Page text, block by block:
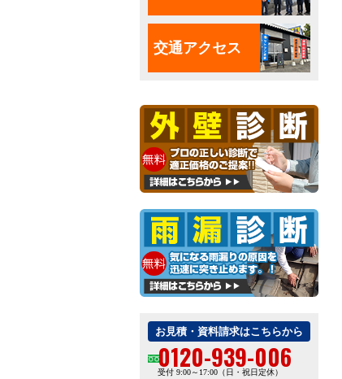
交通アクセス
お見積・資料請求はこちらから
0120-939-006
受付 9:00～17:00（日・祝日定休）